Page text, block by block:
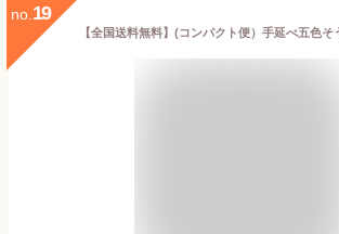
no. 19